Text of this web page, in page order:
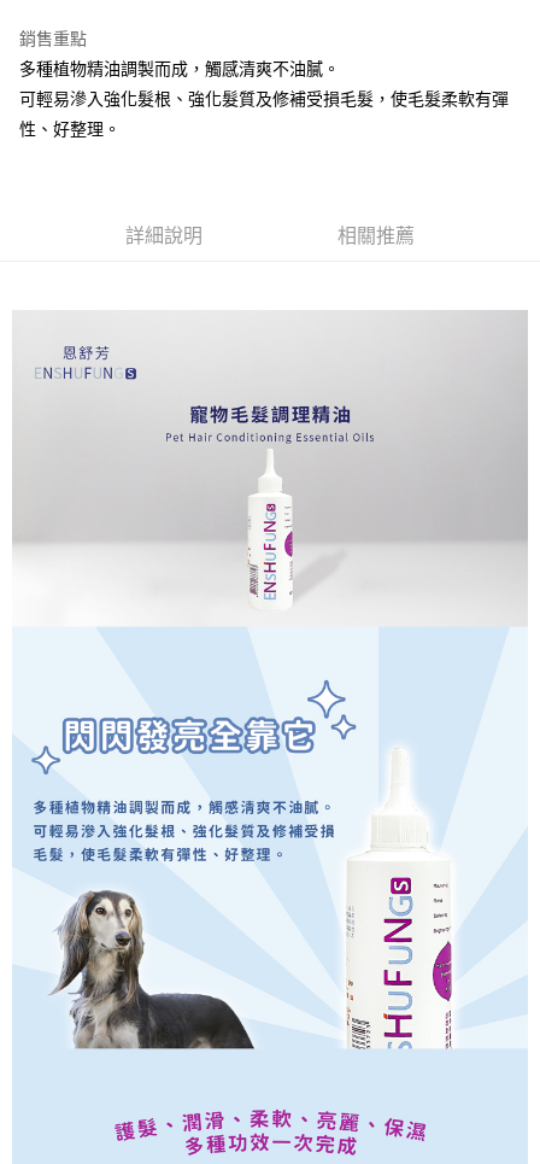
銷售重點
多種植物精油調製而成，觸感清爽不油膩。
可輕易滲入強化髮根、強化髮質及修補受損毛髮，使毛髮柔軟有彈
性、好整理。
詳細說明 相關推薦